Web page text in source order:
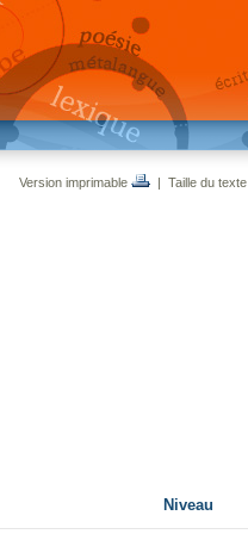
Version imprimable | Taille du texte
Niveau